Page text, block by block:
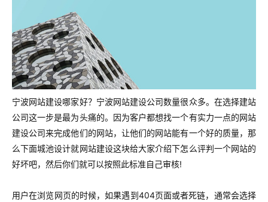
宁波网站建设哪家好？宁波网站建设公司数量很众多。在选择建站
公司这一步是最为头痛的。因为客户都想找一个有实力一点的网站
建设公司来完成他们的网站，让他们的网站能有一个好的质量，那
么下面城池设计就网站建设这块给大家介绍下怎么评判一个网站的
好坏吧，然后你们就可以按照此标准自己审核!
用户在浏览网页的时候，如果遇到404页面或者死链，通常会选择